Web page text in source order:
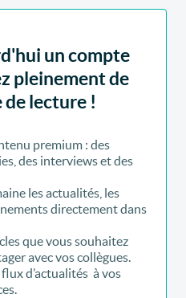
un compte
pleinement de
lecture !
premium : des
des interviews et des
les actualités, les
directement dans
que vous souhaitez
avec vos collègues.
d’actualités à vos